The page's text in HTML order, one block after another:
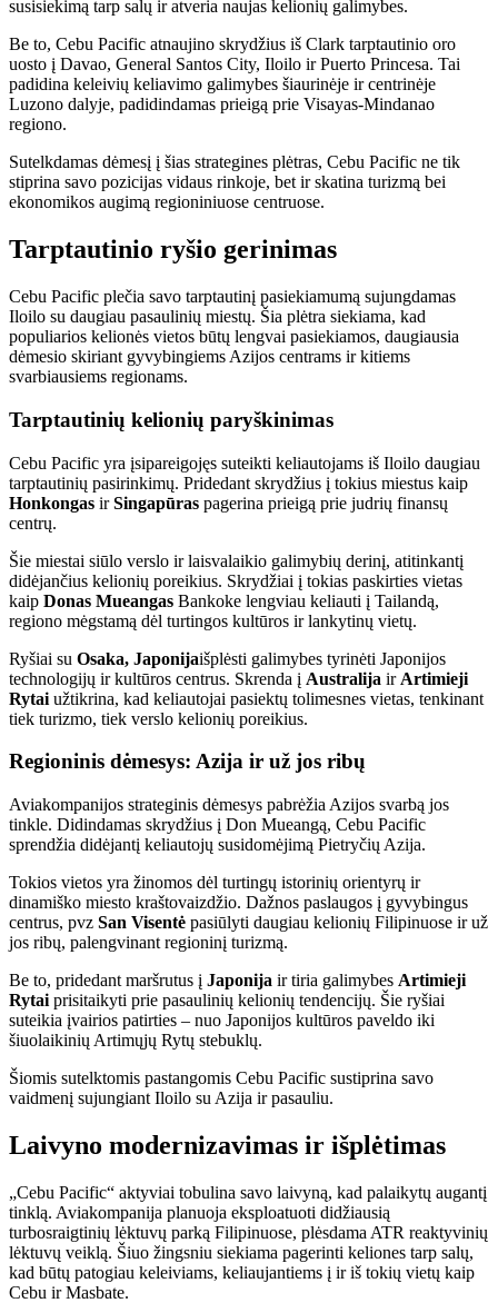
susisiekimą tarp salų ir atveria naujas kelionių galimybes.
Be to, Cebu Pacific atnaujino skrydžius iš Clark tarptautinio oro
uosto į Davao, General Santos City, Iloilo ir Puerto Princesa. Tai
padidina keleivių keliavimo galimybes šiaurinėje ir centrinėje
Luzono dalyje, padidindamas prieigą prie Visayas-Mindanao
regiono.
Sutelkdamas dėmesį į šias strategines plėtras, Cebu Pacific ne tik
stiprina savo pozicijas vidaus rinkoje, bet ir skatina turizmą bei
ekonomikos augimą regioniniuose centruose.
Tarptautinio ryšio gerinimas
Cebu Pacific plečia savo tarptautinį pasiekiamumą sujungdamas
Iloilo su daugiau pasaulinių miestų. Šia plėtra siekiama, kad
populiarios kelionės vietos būtų lengvai pasiekiamos, daugiausia
dėmesio skiriant gyvybingiems Azijos centrams ir kitiems
svarbiausiems regionams.
Tarptautinių kelionių paryškinimas
Cebu Pacific yra įsipareigojęs suteikti keliautojams iš Iloilo daugiau
tarptautinių pasirinkimų. Pridedant skrydžius į tokius miestus kaip
Honkongas irSingapūras pagerina prieigą prie judrių finansų
centrų.
Šie miestai siūlo verslo ir laisvalaikio galimybių derinį, atitinkantį
didėjančius kelionių poreikius. Skrydžiai į tokias paskirties vietas
kaip Donas Mueangas Bankoke lengviau keliauti į Tailandą,
regiono mėgstamą dėl turtingos kultūros ir lankytinų vietų.
Ryšiai su Osaka, Japonijaišplėsti galimybes tyrinėti Japonijos
technologijų ir kultūros centrus. Skrenda į Australija ir Artimieji
Rytai užtikrina, kad keliautojai pasiektų tolimesnes vietas, tenkinant
tiek turizmo, tiek verslo kelionių poreikius.
Regioninis dėmesys: Azija ir už jos ribų
Aviakompanijos strateginis dėmesys pabrėžia Azijos svarbą jos
tinkle. Didindamas skrydžius į Don Mueangą, Cebu Pacific
sprendžia didėjantį keliautojų susidomėjimą Pietryčių Azija.
Tokios vietos yra žinomos dėl turtingų istorinių orientyrų ir
dinamiško miesto kraštovaizdžio. Dažnos paslaugos į gyvybingus
centrus, pvz San Visentė pasiūlyti daugiau kelionių Filipinuose ir už
jos ribų, palengvinant regioninį turizmą.
Be to, pridedant maršrutus į Japonija ir tiria galimybes Artimieji
Rytai prisitaikyti prie pasaulinių kelionių tendencijų. Šie ryšiai
suteikia įvairios patirties – nuo ​​Japonijos kultūros paveldo iki
šiuolaikinių Artimųjų Rytų stebuklų.
Šiomis sutelktomis pastangomis Cebu Pacific sustiprina savo
vaidmenį sujungiant Iloilo su Azija ir pasauliu.
Laivyno modernizavimas ir išplėtimas
„Cebu Pacific“ aktyviai tobulina savo laivyną, kad palaikytų augantį
tinklą. Aviakompanija planuoja eksploatuoti didžiausią
turbosraigtinių lėktuvų parką Filipinuose, plėsdama ATR reaktyvinių
lėktuvų veiklą. Šiuo žingsniu siekiama pagerinti keliones tarp salų,
kad būtų patogiau keleiviams, keliaujantiems į ir iš tokių vietų kaip
Cebu ir Masbate.